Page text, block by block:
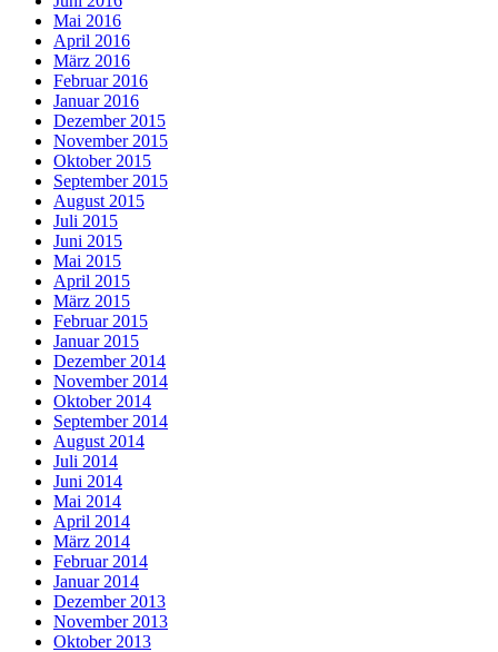
Mai 2016
April 2016
März 2016
Februar 2016
Januar 2016
Dezember 2015
November 2015
Oktober 2015
September 2015
August 2015
Juli 2015
Juni 2015
Mai 2015
April 2015
März 2015
Februar 2015
Januar 2015
Dezember 2014
November 2014
Oktober 2014
September 2014
August 2014
Juli 2014
Juni 2014
Mai 2014
April 2014
März 2014
Februar 2014
Januar 2014
Dezember 2013
November 2013
Oktober 2013